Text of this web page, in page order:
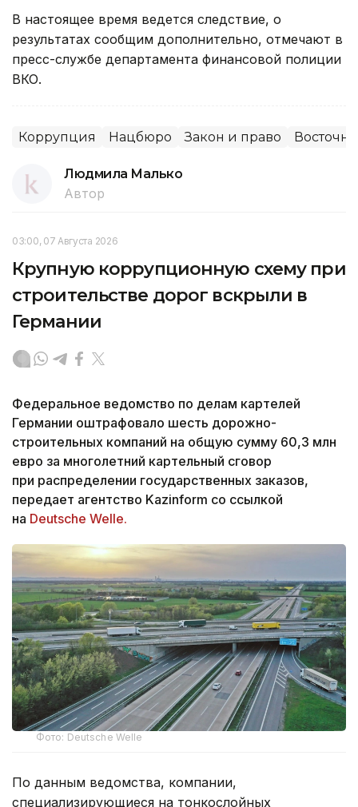
В настоящее время ведется следствие, о
результатах сообщим дополнительно, отмечают в
пресс-службе департамента финансовой полиции
ВКО.
Коррупция Нацбюро Закон и право
Людмила Малько
Автор
03:00, 07 Августа 2026
Крупную коррупционную схему при
строительстве дорог вскрыли в
Германии
Федеральное ведомство по делам картелей
Германии оштрафовало шесть дорожно-
строительных компаний на общую сумму 60,3 млн
евро за многолетний картельный сговор
при распределении государственных заказов,
передает агентство Kazinform со ссылкой
на Deutsche Welle.
Фото: Deutsche Welle
По данным ведомства, компании,
специализирующиеся на тонкослойных